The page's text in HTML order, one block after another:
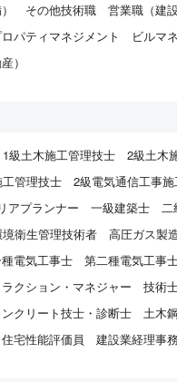
その他技術職 営業職（建
パティマネジメント ビルマ
）
1級土木施工管理技士 2級土木
管理技士 2級電気通信工事
アプランナー 一級建築士 二
衛生管理技術者 高圧ガス製
電気工事士 第二種電気工事
クション・マネジャー 技術
ンクリート技士・診断士 土木
住宅性能評価員 建設業経理事